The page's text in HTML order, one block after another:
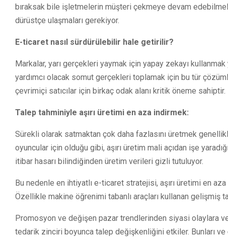
bıraksak bile işletmelerin müşteri çekmeye devam
dürüstçe ulaşmaları gerekiyor.
E-ticaret nasıl sürdürülebilir hale getirilir?
Markalar, yarı gerçekleri yaymak için yapay zekayı
yardımcı olacak somut gerçekleri toplamak için bu tür
çevrimiçi satıcılar için birkaç odak alanı kritik öneme sahiptir.
Talep tahminiyle aşırı üretimi en aza indirmek:
Sürekli olarak satmaktan çok daha fazlasını üretmek
oyuncular için olduğu gibi, aşırı üretim mali açıdan işe
itibar hasarı bilindiğinden üretim verileri gizli tutuluyor.
Bu nedenle en ihtiyatlı e-ticaret stratejisi, aşırı üretimi en
Özellikle makine öğrenimi tabanlı araçları kullanan gelişmiş
Promosyon ve değişen pazar trendlerinden siyasi olaylara
tedarik zinciri boyunca talep değişkenliğini etkiler. Bunları